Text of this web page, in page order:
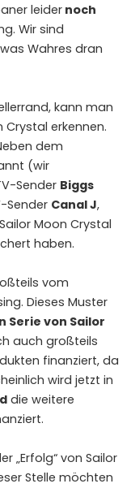
leider noch
Wir sind
Wahres dran
kann man
erkennen.
dem
(wir
Sender Biggs
Sender Canal J,
Moon Crystal
haben.
vom
Dieses Muster
Serie von Sailor
auch großteils
finanziert, da
wird jetzt in
die weitere
„Erfolg“ von Sailor
Stelle möchten